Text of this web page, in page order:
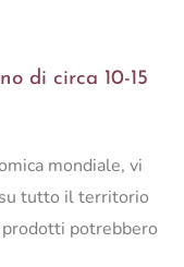
di circa 10-15
mondiale, vi
tutto il territorio
potrebbero